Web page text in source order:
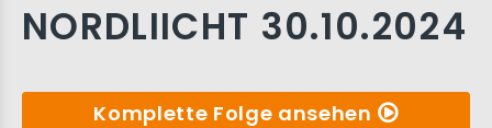
NORDLIICHT 30.10.2024
Komplette Folge ansehen